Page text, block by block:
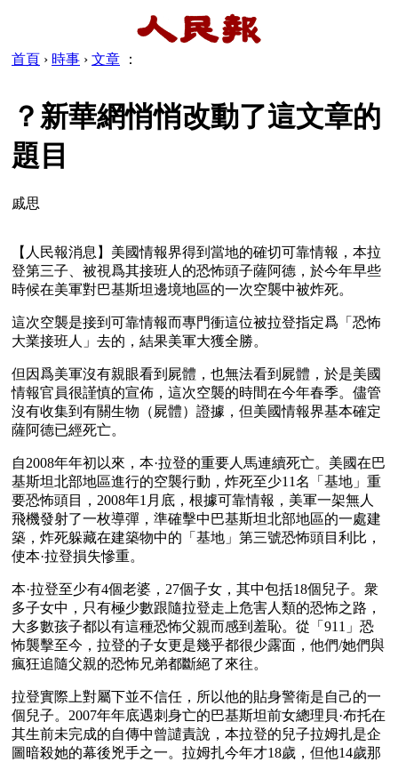
首頁 › 時事 › 文章 ：
？新華網悄悄改動了這文章的
題目
戚思
【人民報消息】美國情報界得到當地的確切可靠情報，本拉
登第三子、被視爲其接班人的恐怖頭子薩阿德，於今年早些
時候在美軍對巴基斯坦邊境地區的一次空襲中被炸死。
這次空襲是接到可靠情報而專門衝這位被拉登指定爲「恐怖
大業接班人」去的，結果美軍大獲全勝。
但因爲美軍沒有親眼看到屍體，也無法看到屍體，於是美國
情報官員很謹慎的宣佈，這次空襲的時間在今年春季。儘管
沒有收集到有關生物（屍體）證據，但美國情報界基本確定
薩阿德已經死亡。
自2008年年初以來，本·拉登的重要人馬連續死亡。美國在巴
基斯坦北部地區進行的空襲行動，炸死至少11名「基地」重
要恐怖頭目，2008年1月底，根據可靠情報，美軍一架無人
飛機發射了一枚導彈，準確擊中巴基斯坦北部地區的一處建
築，炸死躲藏在建築物中的「基地」第三號恐怖頭目利比，
使本·拉登損失慘重。
本·拉登至少有4個老婆，27個子女，其中包括18個兒子。衆
多子女中，只有極少數跟隨拉登走上危害人類的恐怖之路，
大多數孩子都以有這種恐怖父親而感到羞恥。從「911」恐
怖襲擊至今，拉登的子女更是幾乎都很少露面，他們/她們與
瘋狂追隨父親的恐怖兄弟都斷絕了來往。
拉登實際上對屬下並不信任，所以他的貼身警衛是自己的一
個兒子。2007年年底遇刺身亡的巴基斯坦前女總理貝·布托在
其生前未完成的自傳中曾譴責說，本拉登的兒子拉姆扎是企
圖暗殺她的幕後兇手之一。拉姆扎今年才18歲，但他14歲那